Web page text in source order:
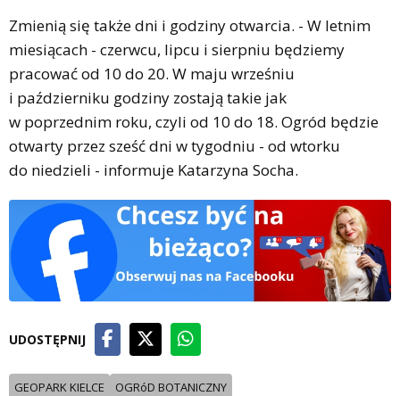
Zmienią się także dni i godziny otwarcia. - W letnim
miesiącach - czerwcu, lipcu i sierpniu będziemy
pracować od 10 do 20. W maju wrześniu
i październiku godziny zostają takie jak
w poprzednim roku, czyli od 10 do 18. Ogród będzie
otwarty przez sześć dni w tygodniu - od wtorku
do niedzieli - informuje Katarzyna Socha.
UDOSTĘPNIJ
GEOPARK KIELCE OGRóD BOTANICZNY